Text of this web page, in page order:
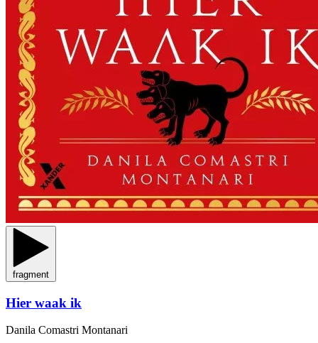
fragment
Hier waak ik
Danila Comastri Montanari